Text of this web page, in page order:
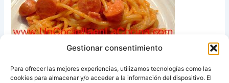
Gestionar consentimiento
Para ofrecer las mejores experiencias, utilizamos tecnologías como las
cookies para almacenar y/o acceder a la información del dispositivo. El